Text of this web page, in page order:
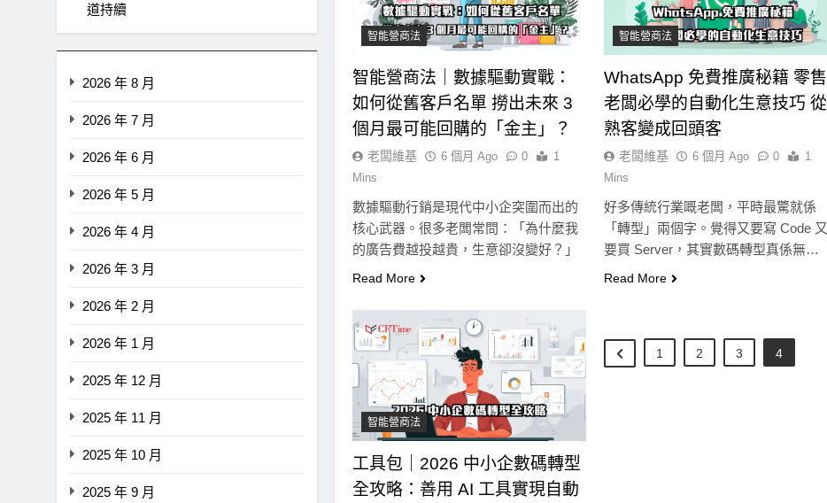
道持續
2026 年 8 月
2026 年 7 月
2026 年 6 月
2026 年 5 月
2026 年 4 月
2026 年 3 月
2026 年 2 月
2026 年 1 月
2025 年 12 月
2025 年 11 月
2025 年 10 月
2025 年 9 月
智能營商法
智能營商法｜數據驅動實戰：
如何從舊客戶名單 撈出未來 3
個月最可能回購的「金主」？
老闆維基 6 個月 Ago 0
1
Mins
數據驅動行銷是現代中小企突圍而出的
核心武器。很多老闆常問：「為什麼我
的廣告費越投越貴，生意卻沒變好？」
答案往往…
Read More
智能營商法
WhatsApp 免費推廣秘籍 零售
老闆必學的自動化生意技巧 從
熟客變成回頭客
老闆維基 6 個月 Ago 0
1
Mins
好多傳統行業嘅老闆，平時最驚就係
「轉型」兩個字。覺得又要寫 Code 又
要買 Server，其實數碼轉型真係無…
Read More
智能營商法
工具包｜2026 中小企數碼轉型
全攻略：善用 AI 工具實現自動
1 2 3 4
CLARITY法案最後闖關！開發
者免責與總統道德條款成兩大
即市消息 最新資訊
以太幣區間壓縮！100日均線
1,920成關鍵 期貨槓桿比率逼近
0.65
6 個月 Ago